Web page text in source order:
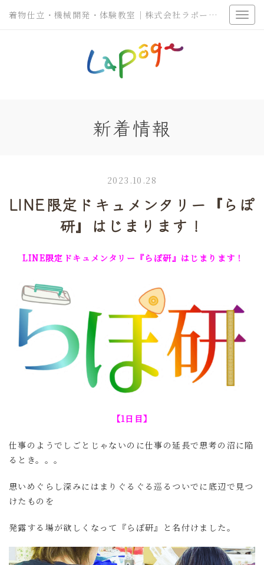
着物仕立・機械開発・体験教室｜株式会社ラポージェ
新着情報
2023.10.28
LINE限定ドキュメンタリー『らぽ
研』はじまります！
LINE限定ドキュメンタリー『らぽ研』はじまります！
【1日目】
仕事のようでしごとじゃないのに仕事の延長で思考の沼に陥
るとき。。。
思いめぐらし深みにはまりぐるぐる巡るついでに底辺で見つ
けたものを
発露する場が欲しくなって『らぽ研』と名付けました。